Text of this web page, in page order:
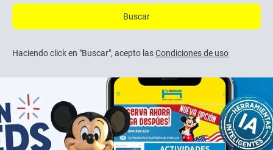
Buscar
Haciendo click en "Buscar", acepto lasCondiciones de uso